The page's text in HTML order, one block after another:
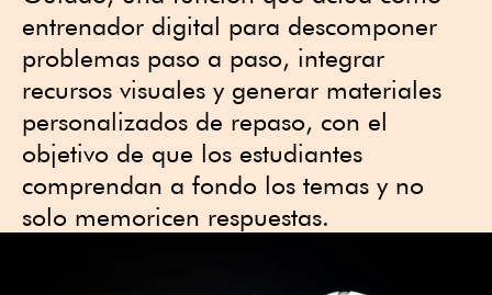
entrenador digital para descomponer
problemas paso a paso, integrar
recursos visuales y generar materiales
personalizados de repaso, con el
objetivo de que los estudiantes
comprendan a fondo los temas y no
solo memoricen respuestas.